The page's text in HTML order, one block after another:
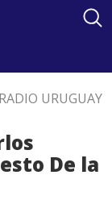
RADIO URUGUAY
De la